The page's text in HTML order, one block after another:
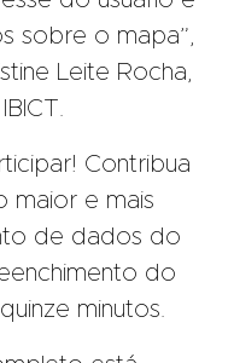
sobre o mapa”,
Leite Rocha,
Contribua
maior e mais
de dados do
do
minutos.